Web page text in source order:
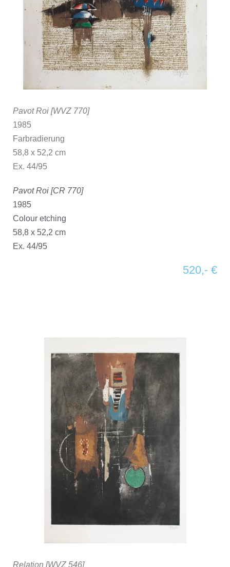
Pavot Roi [WVZ 770]
1985
Farbradierung
58,8 x 52,2 cm
Ex. 44/95
Pavot Roi [CR 770]
1985
Colour etching
58,8 x 52,2 cm
Ex. 44/95
520,- €
Relation [WVZ 546]